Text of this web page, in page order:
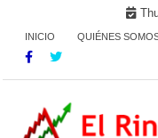
content
INICIO QUIÉNES